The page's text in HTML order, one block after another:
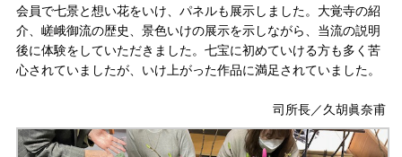
会員で七景と想い花をいけ、パネルも展示しました。大覚寺の紹
介、嵯峨御流の歴史、景色いけの展示を示しながら、当流の説明
後に体験をしていただきました。七宝に初めていける方も多く苦
心されていましたが、いけ上がった作品に満足されていました。
司所長／久胡眞奈甫